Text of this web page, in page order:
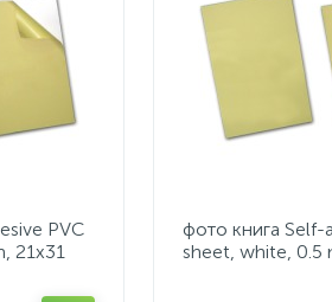
PVC
21x31
фото книга Self-
sheet, white, 0.5